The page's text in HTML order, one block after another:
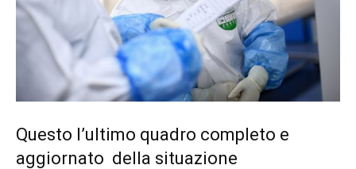
Questo l’ultimo quadro completo e
aggiornato della situazione